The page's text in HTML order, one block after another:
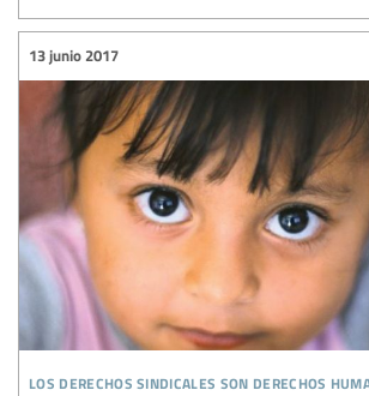
los derechos sindicales son derechos
13 junio 2017